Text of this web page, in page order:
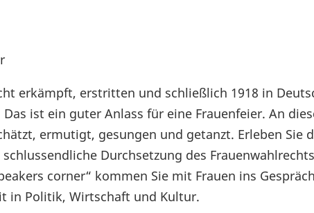
erkämpft, erstritten und schließlich 1918 in
ist ein guter Anlass für eine Frauenfeier. An
ermutigt, gesungen und getanzt. Erleben Sie
Durchsetzung des
corner“ kommen Sie mit Frauen ins
in Politik, Wirtschaft und Kultur.